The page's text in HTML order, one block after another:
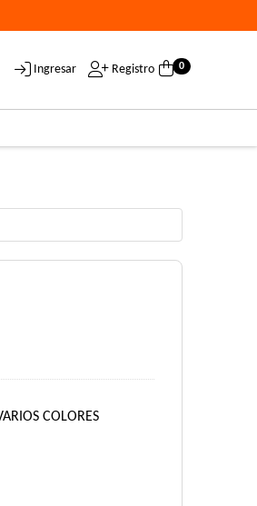
Ingresar Registro 0
COLORES